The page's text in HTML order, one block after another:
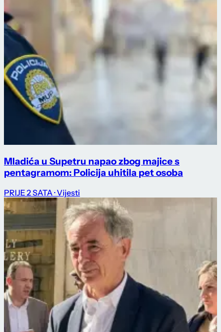
Mladića u Supetru napao zbog majice s
pentagramom: Policija uhitila pet osoba
PRIJE 2 SATA · Vijesti